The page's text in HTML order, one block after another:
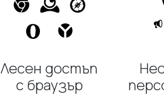
Лесен достъп
с браузър